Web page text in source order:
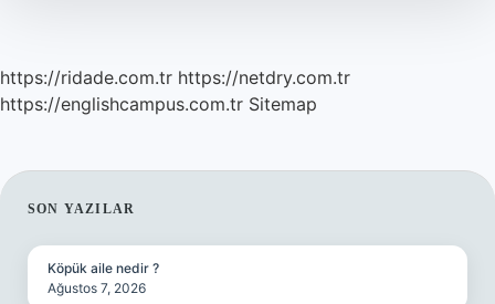
https://ridade.com.tr https://netdry.com.tr
https://englishcampus.com.tr Sitemap
SIDEBAR
SON YAZILAR
Köpük aile nedir ?
Ağustos 7, 2026